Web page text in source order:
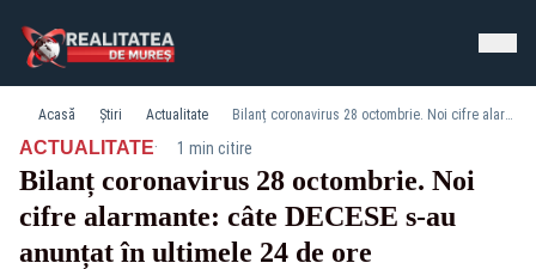
Acasă Știri Actualitate Bilanț coronavirus 28 octombrie. Noi cifre alarmante: câte DECESE s-au anunțat în ultimele 24 de ore
ACTUALITATE· 1 min citire
Bilanț coronavirus 28 octombrie. Noi
cifre alarmante: câte DECESE s-au
anunțat în ultimele 24 de ore